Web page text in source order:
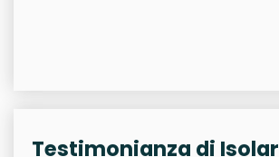
Testimonianza di Isolar